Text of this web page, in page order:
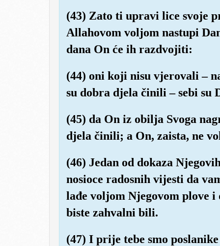
(43) Zato ti upravi lice svoje
Allahovom voljom nastupi
dana On će ih razdvojiti:
(44) oni koji nisu vjerovali –
su dobra djela činili – sebi su
(45) da On iz obilja Svoga
djela činili; a On, zaista, ne
(46) Jedan od dokaza
nosioce radosnih vijesti da
lađe voljom Njegovom plove
biste zahvalni bili.
(47) I prije tebe smo